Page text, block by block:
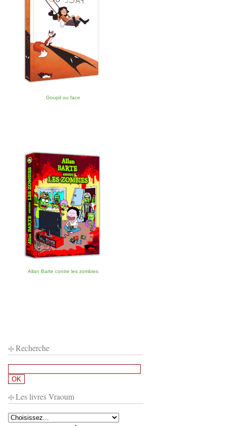
Goupil ou face
Allan Barte contre les zombies
Recherche
Les livres Vraoum